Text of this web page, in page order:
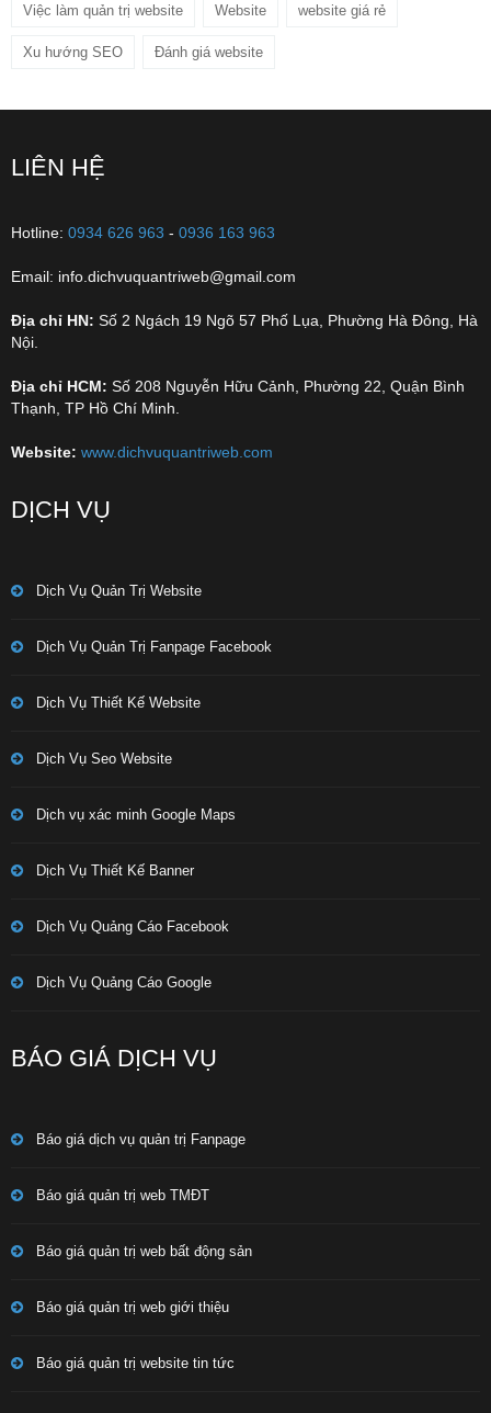
Việc làm quản trị website Website website giá rẻ
Xu hướng SEO Đánh giá website
LIÊN HỆ
Hotline: 0934 626 963 - 0936 163 963
Email: info.dichvuquantriweb@gmail.com
Địa chỉ HN: Số 2 Ngách 19 Ngõ 57 Phố Lụa, Phường Hà Đông, Hà
Nội.
Địa chỉ HCM: Số 208 Nguyễn Hữu Cảnh, Phường 22, Quận Bình
Thạnh, TP Hồ Chí Minh.
Website: www.dichvuquantriweb.com
DỊCH VỤ
Dịch Vụ Quản Trị Website
Dịch Vụ Quản Trị Fanpage Facebook
Dịch Vụ Thiết Kế Website
Dịch Vụ Seo Website
Dịch vụ xác minh Google Maps
Dịch Vụ Thiết Kế Banner
Dịch Vụ Quảng Cáo Facebook
Dịch Vụ Quảng Cáo Google
BÁO GIÁ DỊCH VỤ
Báo giá dịch vụ quản trị Fanpage
Báo giá quản trị web TMĐT
Báo giá quản trị web bất động sản
Báo giá quản trị web giới thiệu
Báo giá quản trị website tin tức